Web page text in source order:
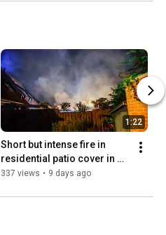
1:22
Short but intense fire in
residential patio cover in
Uden
337 views • 9 days ago